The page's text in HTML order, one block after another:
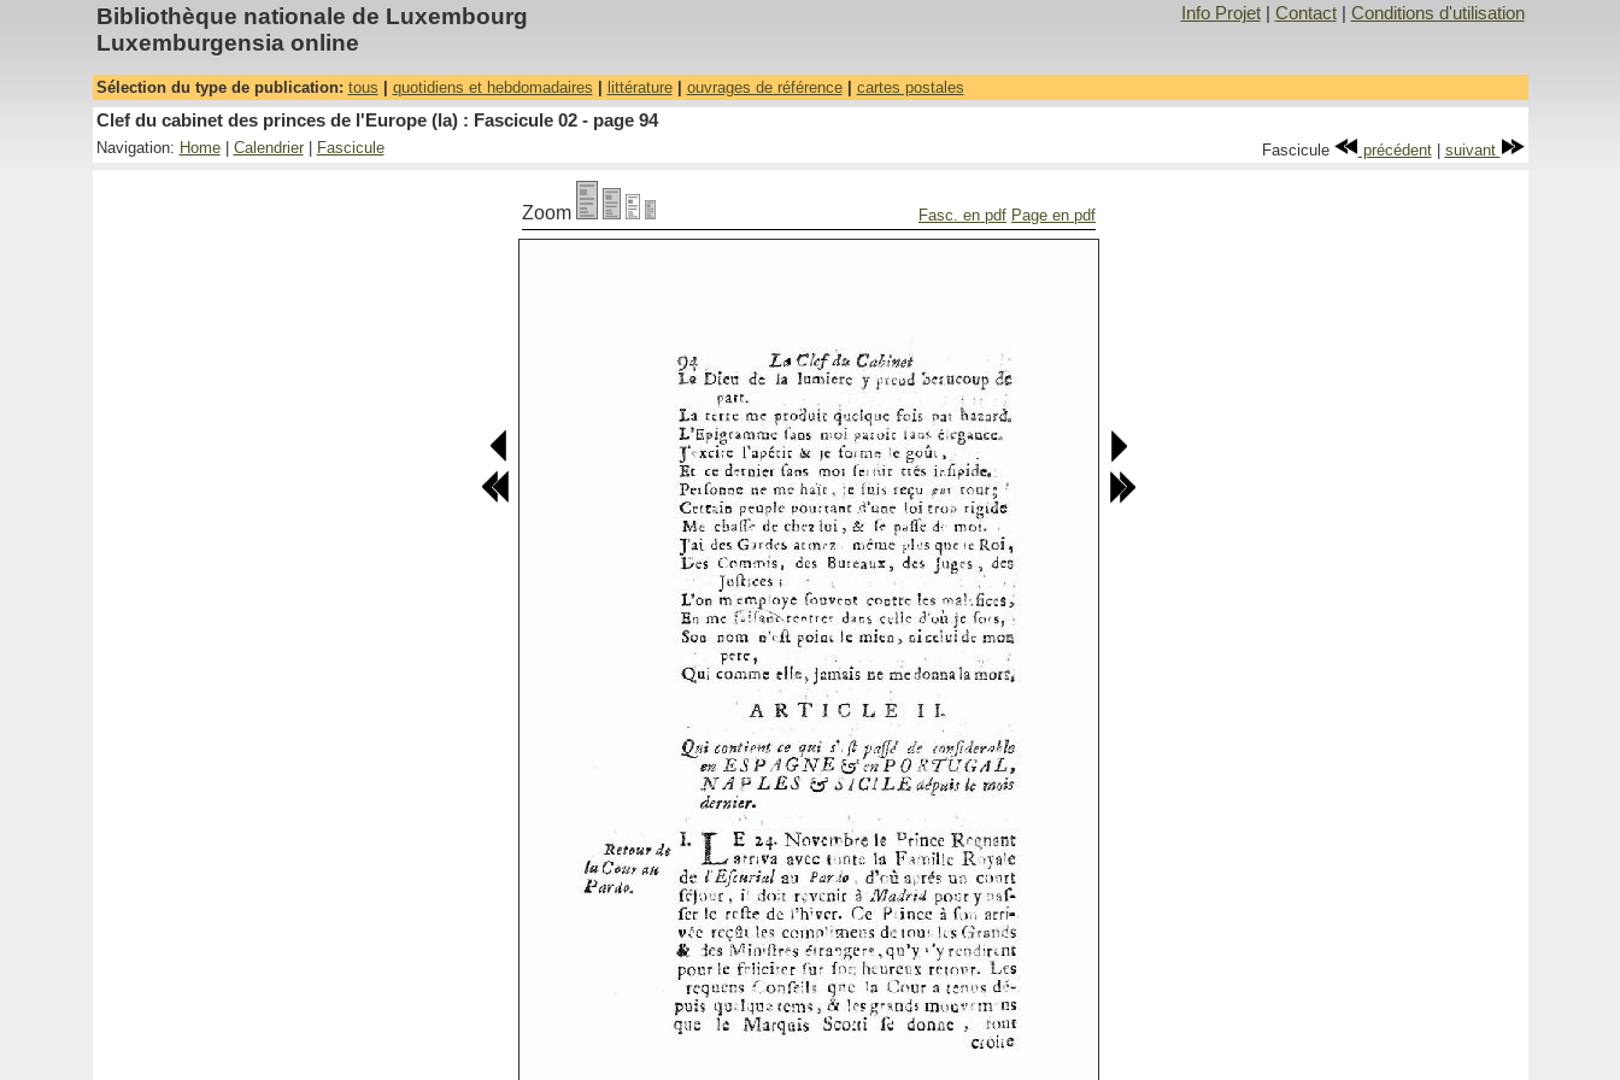
Bibliothèque nationale de Luxembourg
Luxemburgensia online
Info Projet| Contact| Conditions d'utilisation
Sélection du type de publication: tous quotidiens et hebdomadaires littérature| ouvrages de référence| cartes postales
Clef du cabinet des princes de l'Europe (la) : Fascicule 02 - page 94
Navigation: Home| Calendrier| Fascicule Fascicule précédent| suivant
Zoom Fasc. en pdf Page en pdf